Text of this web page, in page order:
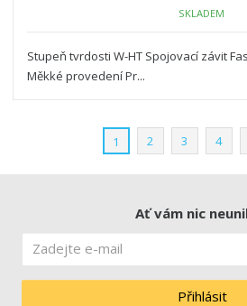
SKLADEM
Stupeň tvrdosti W-HT Spojovací závit
Měkké provedení Pr...
1 2 3 4
Ať vám nic
Přihlásit